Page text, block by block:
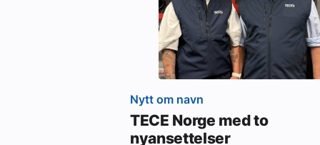
Nytt om navn
TECE Norge med to
nyansettelser